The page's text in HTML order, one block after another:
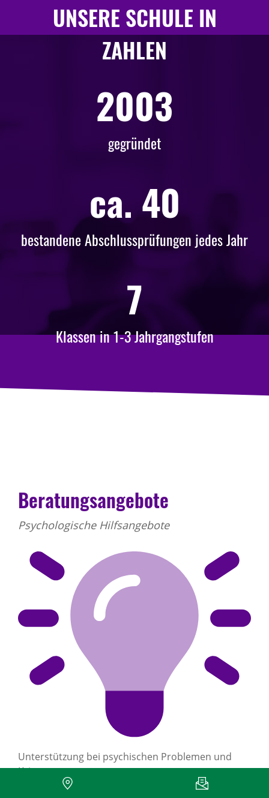
UNSERE SCHULE IN
ZAHLEN
2003
gegründet
ca. 40
bestandene Abschlussprüfungen jedes Jahr
7
Klassen in 1-3 Jahrgangstufen
Beratungsangebote
Psychologische Hilfsangebote
Unterstützung bei psychischen Problemen und
Krisen